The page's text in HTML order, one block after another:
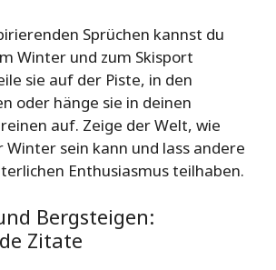
Sprüchen kannst du
Winter und zum Skisport
sie auf der Piste, in den
oder hänge sie in deinen
auf. Zeige der Welt, wie
sein kann und lass andere
Enthusiasmus teilhaben.
Bergsteigen:
Zitate